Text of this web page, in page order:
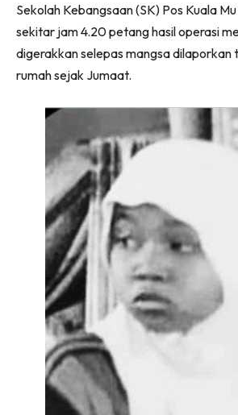
Sekolah Kebangsaan (SK) Pos Kuala
sekitar jam 4.20 petang hasil operasi
digerakkan selepas mangsa dilaporkan
rumah sejak Jumaat.